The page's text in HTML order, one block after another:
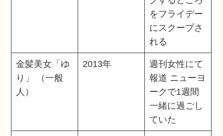
をフライデー
にスクープさ
れる
金髪美女「ゆ
り」 （一般
人）
2013年
週刊女性にて
報道 ニューヨ
ークで1週間
一緒に過ごし
ていた